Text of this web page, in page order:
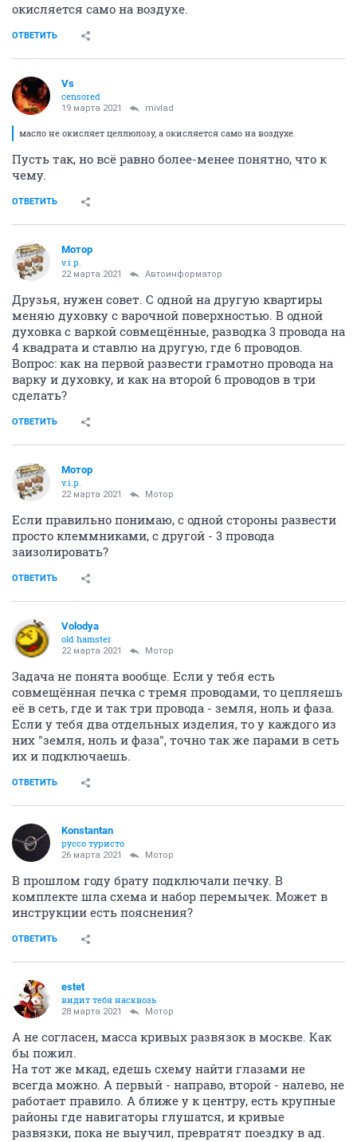
окисляется само на воздухе.
ОТВЕТИТЬ
Vs
censored
19 марта 2021 mivlad
масло не окисляет целлюлозу, а окисляется само на воздухе.
Пусть так, но всё равно более-менее понятно, что к
чему.
ОТВЕТИТЬ
Мотор
v.i.p.
22 марта 2021 Автоинформатор
Друзья, нужен совет. С одной на другую квартиры
меняю духовку с варочной поверхностью. В одной
духовка с варкой совмещённые, разводка 3 провода на
4 квадрата и ставлю на другую, где 6 проводов.
Вопрос: как на первой развести грамотно провода на
варку и духовку, и как на второй 6 проводов в три
сделать?
ОТВЕТИТЬ
Мотор
v.i.p.
22 марта 2021 Мотор
Если правильно понимаю, с одной стороны развести
просто клеммниками, с другой - 3 провода
заизолировать?
ОТВЕТИТЬ
Volodya
old hamster
22 марта 2021 Мотор
Задача не понята вообще. Если у тебя есть
совмещённая печка с тремя проводами, то цепляешь
её в сеть, где и так три провода - земля, ноль и фаза.
Если у тебя два отдельных изделия, то у каждого из
них "земля, ноль и фаза", точно так же парами в сеть
их и подключаешь.
ОТВЕТИТЬ
Konstantan
руссо туристо
26 марта 2021 Мотор
В прошлом году брату подключали печку. В
комплекте шла схема и набор перемычек. Может в
инструкции есть пояснения?
ОТВЕТИТЬ
estet
видит тебя насквозь
28 марта 2021 Мотор
А не согласен, масса кривых развязок в москве. Как
бы пожил.
На тот же мкад, едешь схему найти глазами не
всегда можно. А первый - направо, второй - налево, не
работает правило. А ближе у к центру, есть крупные
районы где навигаторы глушатся, и кривые
развязки, пока не выучил, превратят поездку в ад.